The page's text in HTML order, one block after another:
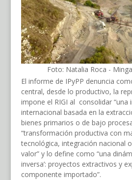
Foto: Natalia Roca -
El informe de IPyPP denuncia
central, desde lo productivo, la
impone el RIGI al consolidar “una
internacional basada en la
bienes primarios o de bajo
“transformación productiva con
tecnológica, integración nacional
valor” y lo define como “una
inversa’: proyectos extractivos y
componente importado”.